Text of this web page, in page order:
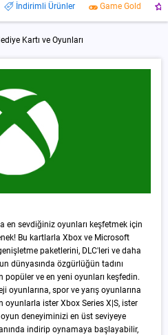
İndirimli Ürünler Game Gold
Kartı ve Oyunları
en sevdiğiniz oyunları keşfetmek için
Bu kartlarla Xbox ve Microsoft
paketlerini, DLC'leri ve daha
dünyasında özgürlüğün tadını
popüler ve en yeni oyunları keşfedin.
spor ve yarış oyunlarına
oyunlarla ister Xbox Series X|S, ister
deneyiminizi en üst seviyeye
indirip oynamaya başlayabilir,